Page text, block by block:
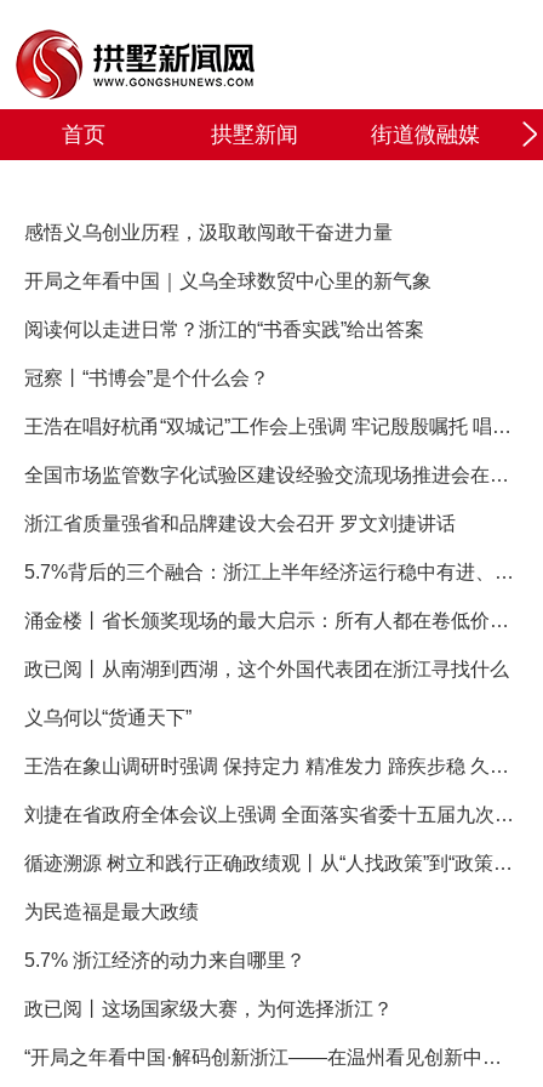
首页 拱墅新闻 街道微融媒
感悟义乌创业历程，汲取敢闯敢干奋进力量
开局之年看中国｜义乌全球数贸中心里的新气象
阅读何以走进日常？浙江的“书香实践”给出答案
冠察丨“书博会”是个什么会？
王浩在唱好杭甬“双城记”工作会上强调 牢记殷殷嘱托 唱好“双城记” 引领支撑高质量发展建设共同富裕示范区 刘捷主持 王成出席
全国市场监管数字化试验区建设经验交流现场推进会在杭召开 罗文讲话 刘捷致辞
浙江省质量强省和品牌建设大会召开 罗文刘捷讲话
5.7%背后的三个融合：浙江上半年经济运行稳中有进、向新向好
涌金楼丨省长颁奖现场的最大启示：所有人都在卷低价，其实跟“它”死磕才最划算
政已阅丨从南湖到西湖，这个外国代表团在浙江寻找什么
义乌何以“货通天下”
王浩在象山调研时强调 保持定力 精准发力 蹄疾步稳 久久为功 高质量完成全年经济社会发展目标任务 王成参加调研
刘捷在省政府全体会议上强调 全面落实省委十五届九次全会决策部署 奋力交出“十五五”开局之年精彩答卷
循迹溯源 树立和践行正确政绩观丨从“人找政策”到“政策找企” 各地以学促干优服务
为民造福是最大政绩
5.7% 浙江经济的动力来自哪里？
政已阅丨这场国家级大赛，为何选择浙江？
“开局之年看中国·解码创新浙江——在温州看见创新中国”网络主题宣传活动启动